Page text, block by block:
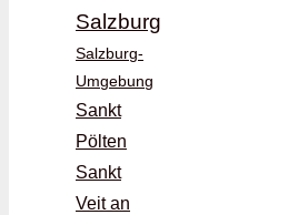
Salzburg
Salzburg-
Umgebung
Sankt
Pölten
Sankt
Veit an